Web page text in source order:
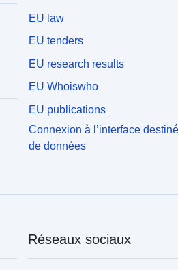
EU law
EU tenders
EU research results
EU Whoiswho
EU publications
Connexion à l’interface
de données
Réseaux sociaux